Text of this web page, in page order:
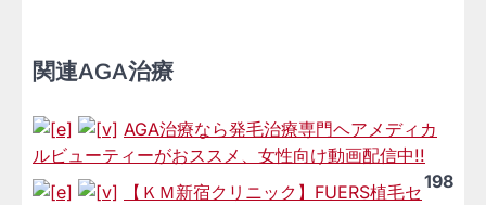
関連AGA治療
AGA治療なら発毛治療専門ヘアメディカ
ルビューティーがおススメ、女性向け動画配信中!!
198
【ＫＭ新宿クリニック】FUERS植毛セ